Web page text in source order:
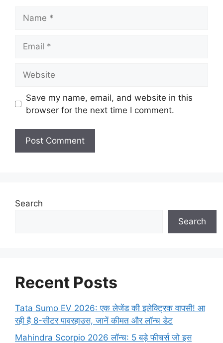
Save my name, email, and website in this
browser for the next time I comment.
Search
Search
Recent Posts
Tata Sumo EV 2026: एक लेजेंड की इलेक्ट्रिक वापसी! आ
रही है 8-सीटर पावरहाउस, जानें कीमत और लॉन्च डेट
Mahindra Scorpio 2026 लॉन्च: 5 बड़े फीचर्स जो इस